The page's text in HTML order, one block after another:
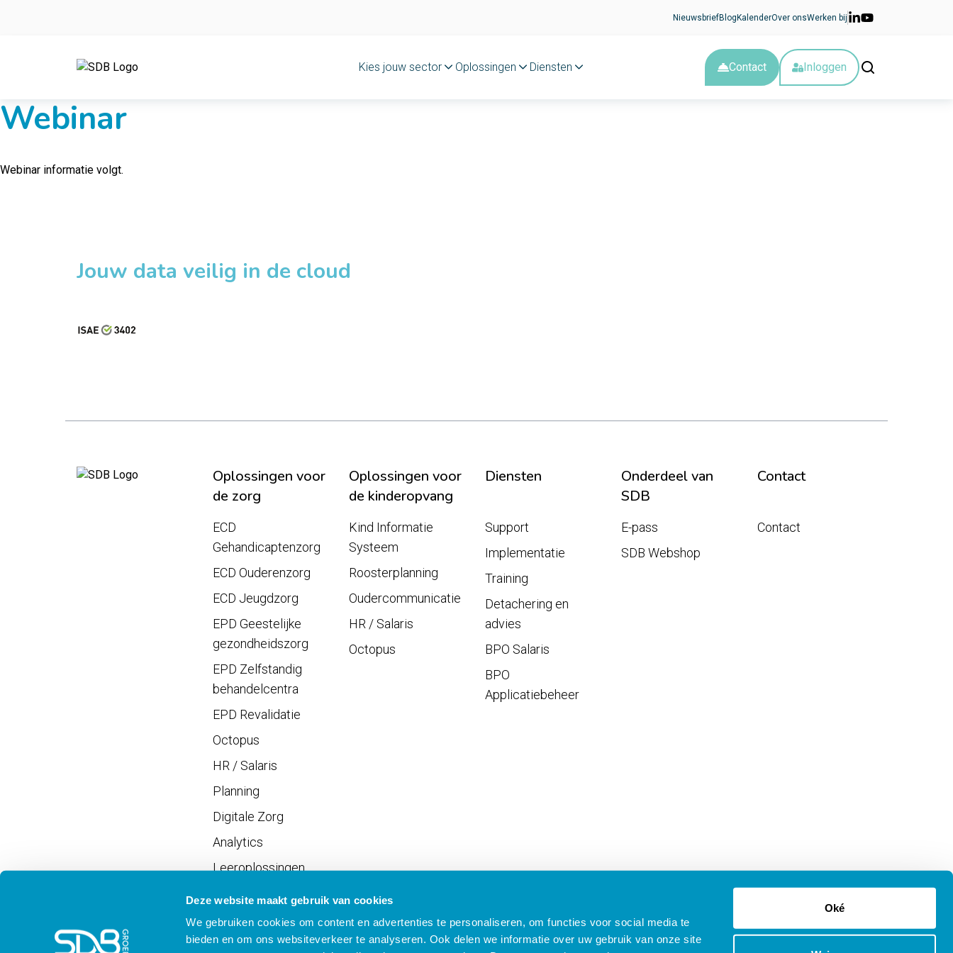
Deze website maakt gebruik van cookies
We gebruiken cookies om content en advertenties te personaliseren, om functies voor social media te
bieden en om ons websiteverkeer te analyseren. Ook delen we informatie over uw gebruik van onze site
Oké
NieuwsbriefBlog KalenderOver onsWerken bij
Kies jouw sector Oplossingen Diensten Contact Inloggen
Webinar
Webinar informatie volgt.
Jouw data veilig in de cloud
Oplossingen voor
de zorg
Oplossingen voor
de kinderopvang
Diensten
Onderdeel van
SDB
Contact
ECD
Gehandicaptenzorg
ECD Ouderenzorg
ECD Jeugdzorg
EPD Geestelijke
gezondheidszorg
EPD Zelfstandig
behandelcentra
EPD Revalidatie
Octopus
HR / Salaris
Planning
Digitale Zorg
Analytics
Leeroplossingen
Vrijwilligersportaal
Kind Informatie
Systeem
Roosterplanning
Oudercommunicatie
HR / Salaris
Octopus
Support
Implementatie
Training
Detachering en
advies
BPO Salaris
BPO
Applicatiebeheer
E-pass
SDB Webshop
Contact